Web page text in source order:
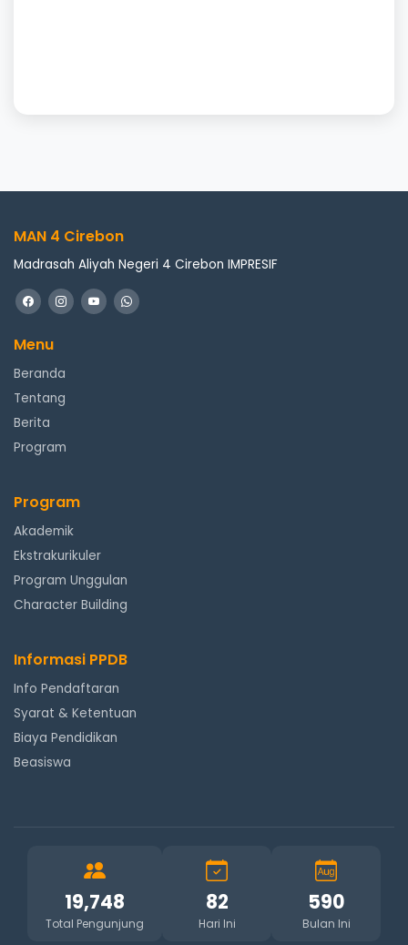
MAN 4 Cirebon
Madrasah Aliyah Negeri 4 Cirebon IMPRESIF
Menu
Beranda
Tentang
Berita
Program
Program
Akademik
Ekstrakurikuler
Program Unggulan
Character Building
Informasi PPDB
Info Pendaftaran
Syarat & Ketentuan
Biaya Pendidikan
Beasiswa
19,748
Total Pengunjung
82
Hari Ini
590
Bulan Ini